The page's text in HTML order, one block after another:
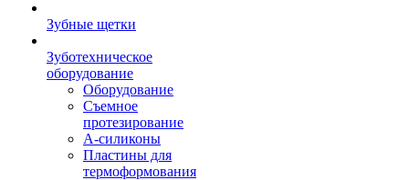
Зубные щетки
Зуботехническое
оборудование
Оборудование
Съемное
протезирование
А-силиконы
Пластины для
термоформования